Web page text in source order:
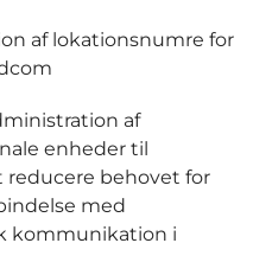
af lokationsnumre for
af
enheder til
reducere behovet for
med
kommunikation i